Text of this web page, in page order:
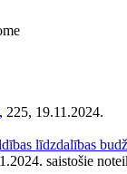
, 225, 19.11.2024.
līdzdalības
saistošie